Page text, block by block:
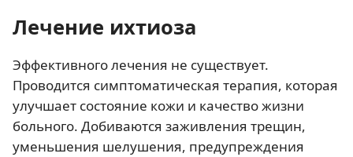
Лечение ихтиоза
Эффективного лечения не существует.
Проводится симптоматическая терапия, которая
улучшает состояние кожи и качество жизни
больного. Добиваются заживления трещин,
уменьшения шелушения, предупреждения